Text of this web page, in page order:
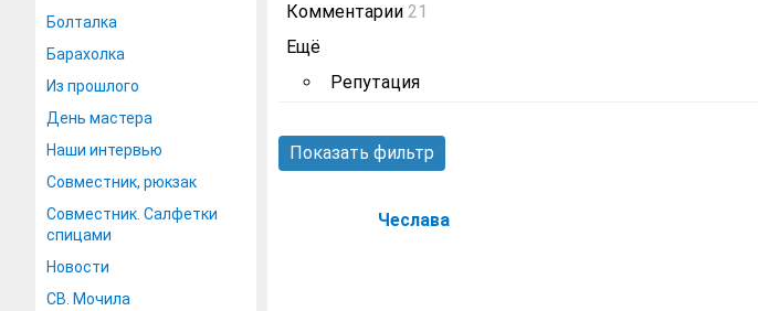
Болталка
Барахолка
Из прошлого
День мастера
Наши интервью
Совместник, рюкзак
Совместник. Салфетки
спицами
Новости
СВ. Мочила
Комментарии 21
Ещё
Репутация
Показать фильтр
Чеслава